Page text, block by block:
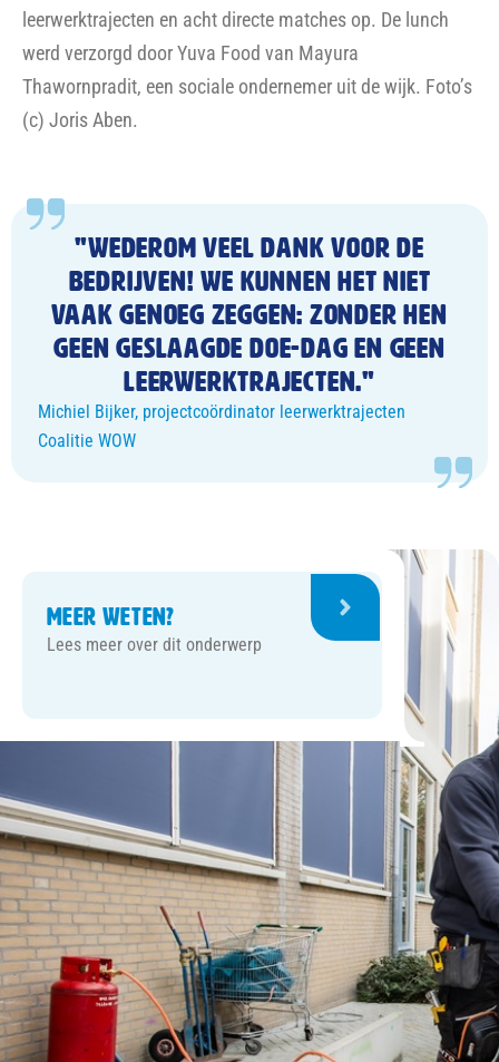
leerwerktrajecten en acht directe matches op. De lunch
werd verzorgd door Yuva Food van Mayura
Thawornpradit, een sociale ondernemer uit de wijk. Foto’s
(c) Joris Aben.
"Wederom veel dank voor de
bedrijven! We kunnen het niet
vaak genoeg zeggen: zonder hen
geen geslaagde Doe-dag en geen
leerwerktrajecten."
Michiel Bijker, projectcoördinator leerwerktrajecten
Coalitie WOW
Meer weten?
Lees meer over dit onderwerp